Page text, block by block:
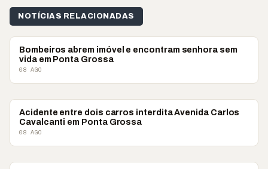
NOTÍCIAS RELACIONADAS
POLICIAL
Bombeiros abrem imóvel e encontram senhora sem
vida em Ponta Grossa
08 AGO
POLICIAL
Acidente entre dois carros interdita Avenida Carlos
Cavalcanti em Ponta Grossa
08 AGO